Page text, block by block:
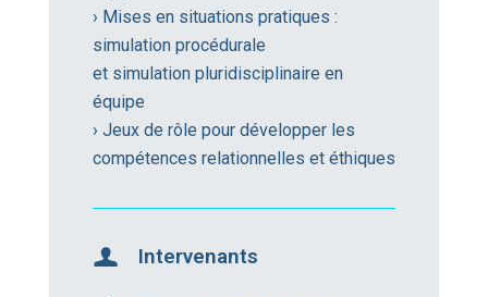
› Mises en situations pratiques :
simulation procédurale
et simulation pluridisciplinaire en
équipe
› Jeux de rôle pour développer les
compétences relationnelles et éthiques
Intervenants